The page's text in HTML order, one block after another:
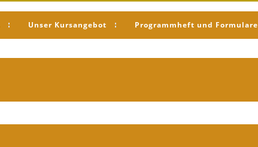
Unser Kursangebot Programmheft und Formulare